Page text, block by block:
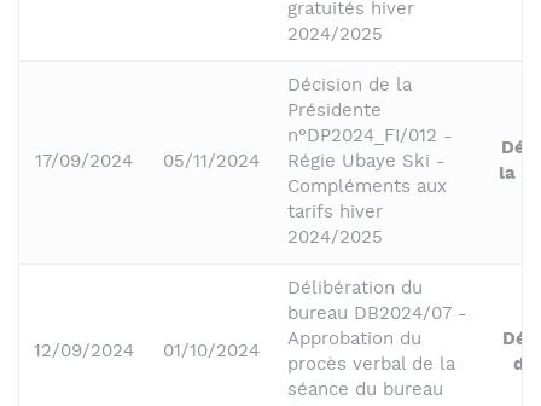
gratuités hiver
2024/2025
17/09/2024 05/11/2024
Décision de la
Présidente
n°DP2024_FI/012 -
Régie Ubaye Ski -
Compléments aux
tarifs hiver
2024/2025
la
12/09/2024 01/10/2024
Délibération du
bureau DB2024/07 -
Approbation du
procès verbal de la
séance du bureau
du